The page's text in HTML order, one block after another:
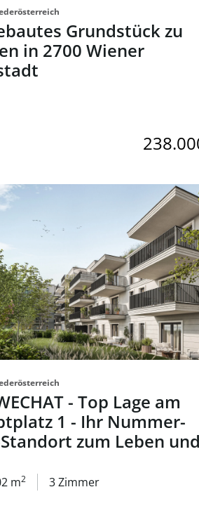
Grundstück zu
in 2700 Wiener
Seite SCHWECHAT - Top Lage am
- Top Lage am
1 - Ihr Nummer-
zum Leben und
in 2320 Schwechat
m2 3 Zimmer